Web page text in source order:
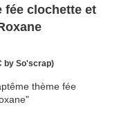
fée clochette et
by So'scrap)